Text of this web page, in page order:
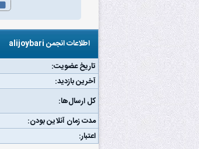
اطلاعات انجمن alijoybari
تاریخ عضویت:
آخرین بازدید:
کل ارسال‌ها:
مدت زمان آنلاین بودن:
اعتبار: